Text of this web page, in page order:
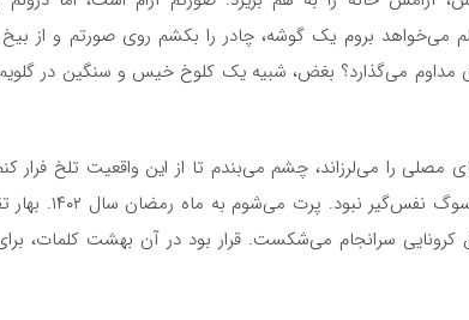
بروم یک گوشه، چادر را بکشم روی صورتم و از بیخ
مداوم می‌گذارد؟ بغض، شبیه یک کلوخ خیس و سنگین در گلویم
را می‌لرزاند، چشم می‌بندم تا از این واقعیت تلخ فرار
می‌شوم به روزهایی که رنگ چهره‌ها از جنس این سوگ
سرانجام می‌شکست. قرار بود در آن بهشت کلمات،